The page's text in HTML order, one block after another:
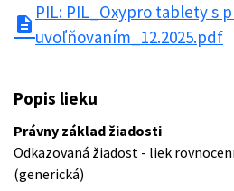
description
PIL: PIL_Oxypro tablety s
uvoľňovaním_12.2025.pdf
Popis lieku
Právny základ žiadosti
Odkazovaná žiadost - liek
(generická)